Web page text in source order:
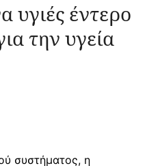
υγιές έντερο
την υγεία
συστήματος, η